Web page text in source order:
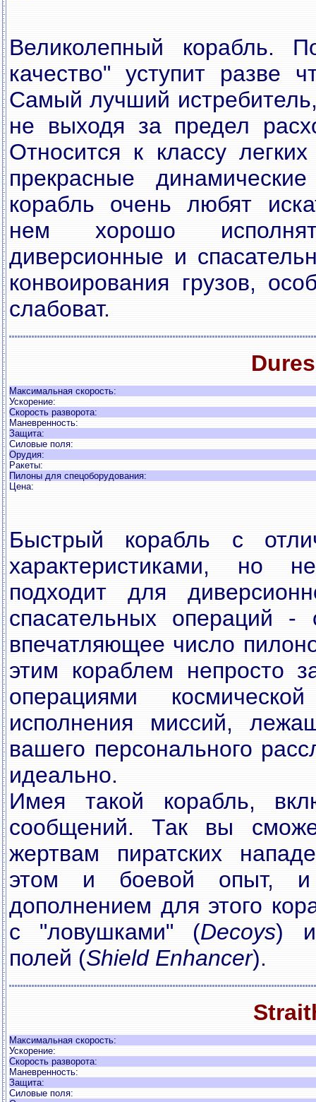
Великолепный корабль.
качество" уступит разве
Самый лучший
не выходя за предел
Относится к классу
прекрасные
корабль очень любят
нем хорошо
диверсионные и
конвоирования грузов,
слабоват.
Максимальная скорость:
Ускорение:
Скорость разворота:
Маневренность:
Защита:
Силовые поля:
Орудия:
Ракеты:
Пилоны для спецоборудования:
Цена:
Быстрый корабль с
характеристиками, но
подходит для
спасательных операций -
впечатляющее число
этим кораблем непросто
операциями
исполнения миссий,
вашего персонального
идеально.
Имея такой корабль,
сообщений. Так вы
жертвам пиратских
этом и боевой опыт, и
дополнением для этого
с "ловушками" (Decoys) и
полей (Shield Enhancer).
Максимальная скорость:
Ускорение:
Скорость разворота:
Маневренность:
Защита:
Силовые поля: